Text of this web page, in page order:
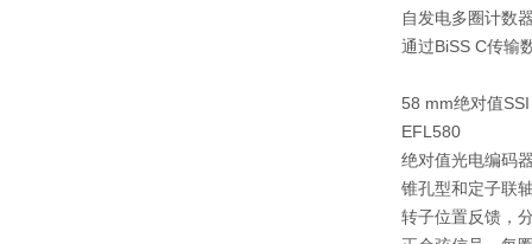
自发电多圈计数
通过BiSS C传输
58 mm绝对值
EFL580
绝对值光电编码
锥孔型和定子联
转子位置反馈，